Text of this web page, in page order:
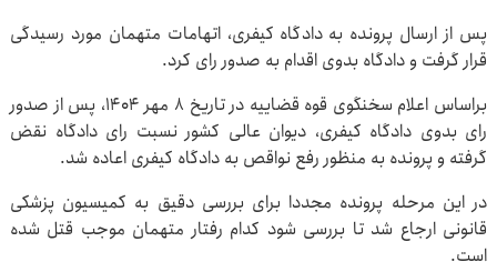
پس از ارسال پرونده به دادگاه کیفری، اتهامات متهمان مورد رسیدگی
قرار گرفت و دادگاه بدوی اقدام به صدور رای کرد.
براساس اعلام سخنگوی قوه قضاییه در تاریخ ۸ مهر ۱۴۰۴، پس از صدور
رای بدوی دادگاه کیفری، دیوان عالی کشور نسبت رای دادگاه نقض
گرفته و پرونده به منظور رفع نواقص به دادگاه کیفری اعاده شد.
در این مرحله پرونده مجددا برای بررسی دقیق به کمیسیون پزشکی
قانونی ارجاع شد تا بررسی شود کدام رفتار متهمان موجب قتل شده
است.